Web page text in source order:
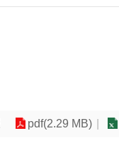
pdf(2.29 MB)